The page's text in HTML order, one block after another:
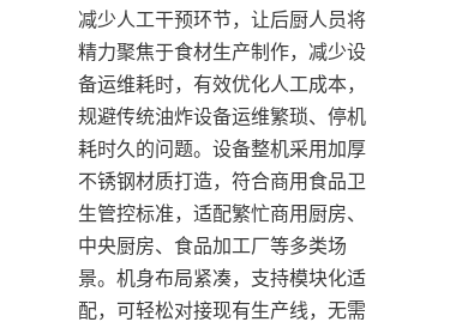
减少人工干预环节，让后厨人员将
精力聚焦于食材生产制作，减少设
备运维耗时，有效优化人工成本，
规避传统油炸设备运维繁琐、停机
耗时久的问题。设备整机采用加厚
不锈钢材质打造，符合商用食品卫
生管控标准，适配繁忙商用厨房、
中央厨房、食品加工厂等多类场
景。机身布局紧凑，支持模块化适
配，可轻松对接现有生产线，无需